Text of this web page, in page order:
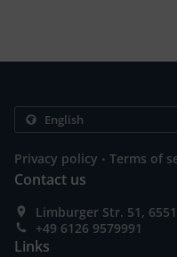
Privacy policy . Terms of
Contact us
Limburger Str. 51,
+49 6126 9579991
Links